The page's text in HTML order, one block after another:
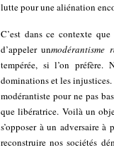
lutte pour une aliénation
C’est dans ce contexte
d’appeler unmodérantisme
tempérée, si l’on préfère.
dominations et les
modérantiste pour ne pas
que libératrice. Voilà un
s’opposer à un adversaire
reconstruire nos sociétés